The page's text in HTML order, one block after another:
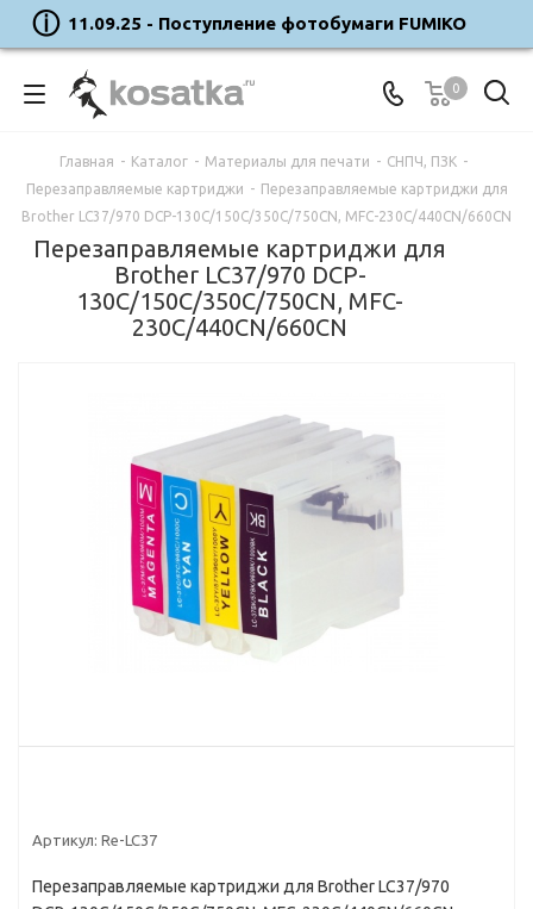
11.09.25 - Поступление фотобумаги FUMIKO
0
Главная - Каталог - Материалы для печати - СНПЧ, ПЗК -
Перезаправляемые картриджи - Перезаправляемые картриджи для
Brother LC37/970 DCP-130C/150C/350C/750CN, MFC-230C/440CN/660CN
Перезаправляемые картриджи для
Brother LC37/970 DCP-
130C/150C/350C/750CN, MFC-
230C/440CN/660CN
Артикул: Re-LC37
Перезаправляемые картриджи для Brother LC37/970